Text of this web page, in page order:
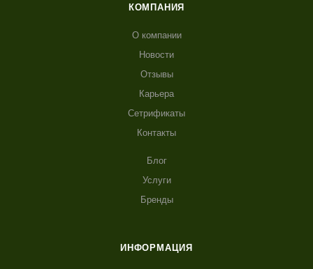
КОМПАНИЯ
О компании
Новости
Отзывы
Карьера
Сетрификаты
Контакты
Блог
Услуги
Бренды
ИНФОРМАЦИЯ